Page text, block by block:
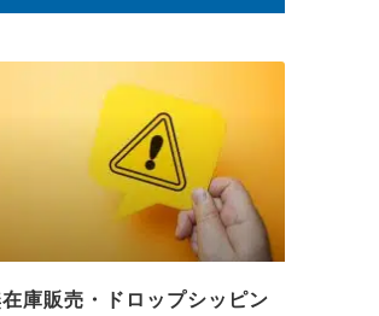
庫販売・ドロップシッピン